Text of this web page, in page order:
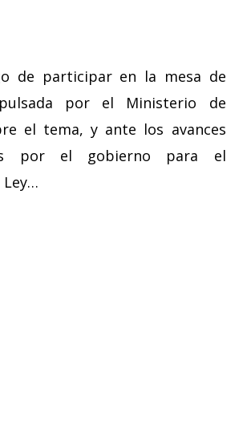
participar en la mesa de
por el Ministerio de
el tema, y ante los avances
por el gobierno para el
Ley…